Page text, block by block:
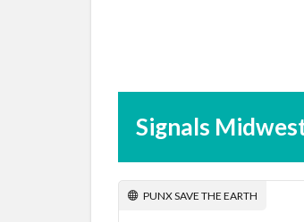
Signals
PUNX SAVE THE EARTH